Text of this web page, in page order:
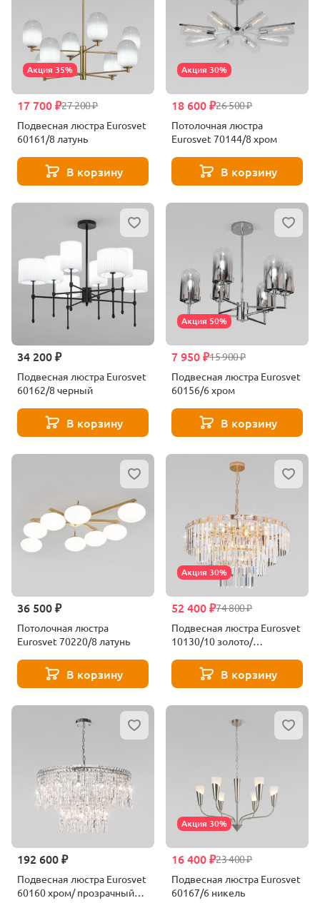
Акция 35%
27 200 ₽
17 700 ₽
Подвесная люстра Eurosvet
60161/8 латунь
В корзину
Акция 30%
26 500 ₽
18 600 ₽
Потолочная люстра
Eurosvet 70144/8 хром
В корзину
34 200 ₽
Подвесная люстра Eurosvet
60162/8 черный
В корзину
Акция 50%
15 900 ₽
7 950 ₽
Подвесная люстра Eurosvet
60156/6 хром
В корзину
36 500 ₽
Потолочная люстра
Eurosvet 70220/8 латунь
В корзину
Акция 30%
74 800 ₽
52 400 ₽
Подвесная люстра Eurosvet
10130/10 золото/
Strotskis
В корзину
192 600 ₽
Подвесная люстра Eurosvet
60160 хром/ прозрачный
Акция 30%
23 400 ₽
16 400 ₽
Подвесная люстра Eurosvet
60167/6 никель